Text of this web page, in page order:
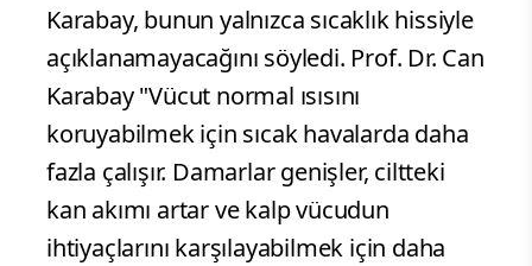
Karabay, bunun yalnızca sıcaklık hissiyle
açıklanamayacağını söyledi. Prof. Dr. Can
Karabay "Vücut normal ısısını
koruyabilmek için sıcak havalarda daha
fazla çalışır. Damarlar genişler, ciltteki
kan akımı artar ve kalp vücudun
ihtiyaçlarını karşılayabilmek için daha